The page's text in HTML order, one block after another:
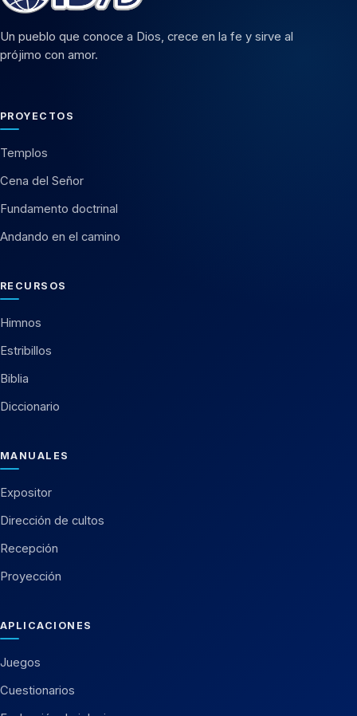
Un pueblo que conoce a Dios, crece en la fe y sirve al
prójimo con amor.
PROYECTOS
Templos
Cena del Señor
Fundamento doctrinal
Andando en el camino
RECURSOS
Himnos
Estribillos
Biblia
Diccionario
MANUALES
Expositor
Dirección de cultos
Recepción
Proyección
APLICACIONES
Juegos
Cuestionarios